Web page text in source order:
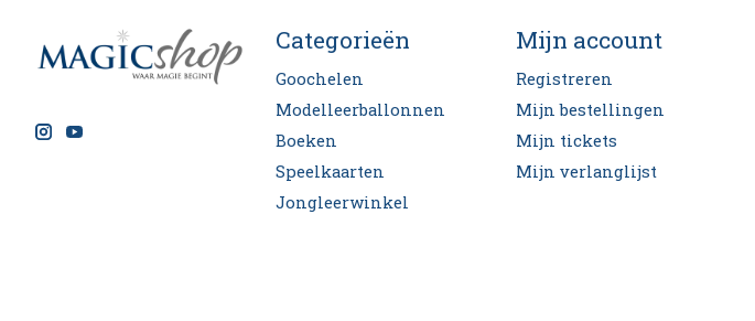
Categorieën
Goochelen
Modelleerballonnen
Boeken
Speelkaarten
Jongleerwinkel
Mijn account
Registreren
Mijn bestellingen
Mijn tickets
Mijn verlanglijst